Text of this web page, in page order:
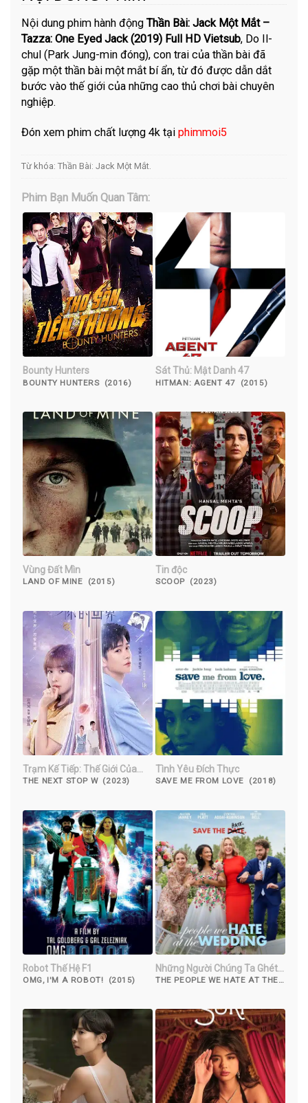
Nội dung phim hành độngThần Bài: Jack Một Mắt –
Tazza: One Eyed Jack (2019) Full HD Vietsub, Do Il-
chul (Park Jung-min đóng), con trai của thần bài đã
gặp một thần bài một mắt bí ẩn, từ đó được dẫn dắt
bước vào thế giới của những cao thủ chơi bài chuyên
nghiệp.
Đón xem phim chất lượng 4k tạiphimmoi5
Từ khóa:Thần Bài: Jack Một Mắt
Phim Bạn Muốn Quan Tâm:
Bounty Hunters
BOUNTY HUNTERS (2016)
Sát Thủ: Mật Danh 47
HITMAN: AGENT 47 (2015)
Vùng Đất Mìn
LAND OF MINE (2015)
Tin độc
SCOOP (2023)
Trạm Kế Tiếp: Thế Giới Của
Anh
THE NEXT STOP W (2023)
Tình Yêu Đích Thực
SAVE ME FROM LOVE (2018)
Robot Thế Hệ F1
OMG, I'M A ROBOT! (2015)
Những Người Chúng Ta Ghét
Ở Đám Cưới
THE PEOPLE WE HATE AT THE